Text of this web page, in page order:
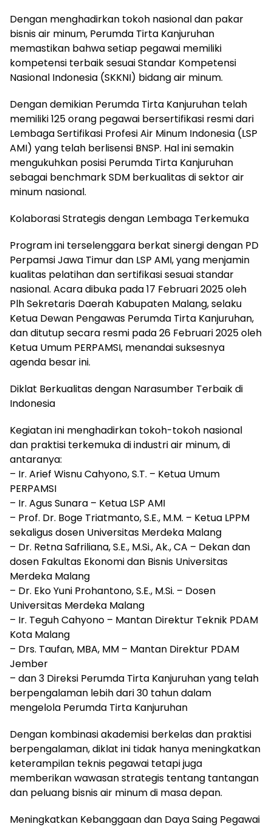
Dengan menghadirkan tokoh nasional dan pakar
bisnis air minum, Perumda Tirta Kanjuruhan
memastikan bahwa setiap pegawai memiliki
kompetensi terbaik sesuai Standar Kompetensi
Nasional Indonesia (SKKNI) bidang air minum.
Dengan demikian Perumda Tirta Kanjuruhan telah
memiliki 125 orang pegawai bersertifikasi resmi dari
Lembaga Sertifikasi Profesi Air Minum Indonesia (LSP
AMI) yang telah berlisensi BNSP. Hal ini semakin
mengukuhkan posisi Perumda Tirta Kanjuruhan
sebagai benchmark SDM berkualitas di sektor air
minum nasional.
Kolaborasi Strategis dengan Lembaga Terkemuka
Program ini terselenggara berkat sinergi dengan PD
Perpamsi Jawa Timur dan LSP AMI, yang menjamin
kualitas pelatihan dan sertifikasi sesuai standar
nasional. Acara dibuka pada 17 Februari 2025 oleh
Plh Sekretaris Daerah Kabupaten Malang, selaku
Ketua Dewan Pengawas Perumda Tirta Kanjuruhan,
dan ditutup secara resmi pada 26 Februari 2025 oleh
Ketua Umum PERPAMSI, menandai suksesnya
agenda besar ini.
Diklat Berkualitas dengan Narasumber Terbaik di
Indonesia
Kegiatan ini menghadirkan tokoh-tokoh nasional
dan praktisi terkemuka di industri air minum, di
antaranya:
– Ir. Arief Wisnu Cahyono, S.T. – Ketua Umum
PERPAMSI
– Ir. Agus Sunara – Ketua LSP AMI
– Prof. Dr. Boge Triatmanto, S.E., M.M. – Ketua LPPM
sekaligus dosen Universitas Merdeka Malang
– Dr. Retna Safriliana, S.E., M.Si., Ak., CA – Dekan dan
dosen Fakultas Ekonomi dan Bisnis Universitas
Merdeka Malang
– Dr. Eko Yuni Prohantono, S.E., M.Si. – Dosen
Universitas Merdeka Malang
– Ir. Teguh Cahyono – Mantan Direktur Teknik PDAM
Kota Malang
– Drs. Taufan, MBA, MM – Mantan Direktur PDAM
Jember
– dan 3 Direksi Perumda Tirta Kanjuruhan yang telah
berpengalaman lebih dari 30 tahun dalam
mengelola Perumda Tirta Kanjuruhan
Dengan kombinasi akademisi berkelas dan praktisi
berpengalaman, diklat ini tidak hanya meningkatkan
keterampilan teknis pegawai tetapi juga
memberikan wawasan strategis tentang tantangan
dan peluang bisnis air minum di masa depan.
Meningkatkan Kebanggaan dan Daya Saing Pegawai